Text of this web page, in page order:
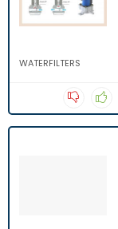
WATERFILTERS